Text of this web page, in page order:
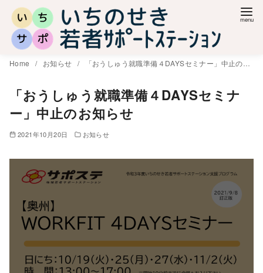
Home お知らせ 「おうしゅう就職準備４DAYSセミナー」中止のお知らせ
「おうしゅう就職準備４DAYSセミナ
ー」中止のお知らせ
2021年10月20日 お知らせ